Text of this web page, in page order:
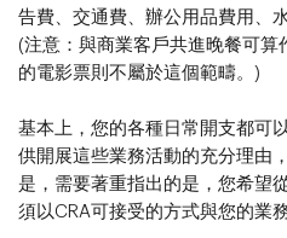
告費、交通費、辦公用品費用、
(注意：與商業客戶共進晚餐可
的電影票則不屬於這個範疇。)
基本上，您的各種日常開支都可
供開展這些業務活動的充分理由
是，需要著重指出的是，您希望
須以CRA可接受的方式與您的業